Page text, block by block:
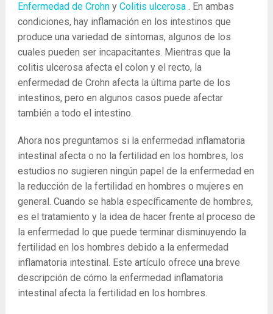
Enfermedad de Crohn y Colitis ulcerosa . En ambas
condiciones, hay inflamación en los intestinos que
produce una variedad de síntomas, algunos de los
cuales pueden ser incapacitantes. Mientras que la
colitis ulcerosa afecta el colon y el recto, la
enfermedad de Crohn afecta la última parte de los
intestinos, pero en algunos casos puede afectar
también a todo el intestino.
Ahora nos preguntamos si la enfermedad inflamatoria
intestinal afecta o no la fertilidad en los hombres, los
estudios no sugieren ningún papel de la enfermedad en
la reducción de la fertilidad en hombres o mujeres en
general. Cuando se habla específicamente de hombres,
es el tratamiento y la idea de hacer frente al proceso de
la enfermedad lo que puede terminar disminuyendo la
fertilidad en los hombres debido a la enfermedad
inflamatoria intestinal. Este artículo ofrece una breve
descripción de cómo la enfermedad inflamatoria
intestinal afecta la fertilidad en los hombres.